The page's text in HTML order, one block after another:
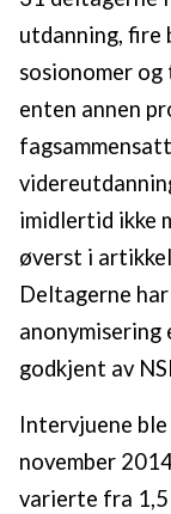
utdanning, fire
sosionomer
enten annen
imidlertid ikke
øverst i
Deltagerne
godkjent av
Intervjuene
november
varierte fra